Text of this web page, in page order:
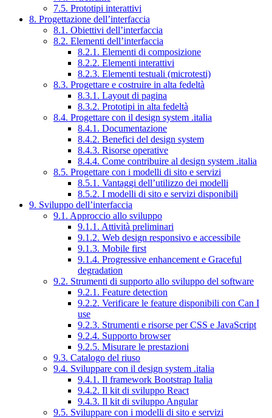
7.5. Prototipi interattivi
8. Progettazione dell’interfaccia
8.1. Obiettivi dell’interfaccia
8.2. Elementi dell’interfaccia
8.2.1. Elementi di composizione
8.2.2. Elementi interattivi
8.2.3. Elementi testuali (microtesti)
8.3. Progettare e costruire in alta fedeltà
8.3.1. Layout di pagina
8.3.2. Prototipi in alta fedeltà
8.4. Progettare con il design system .italia
8.4.1. Documentazione
8.4.2. Benefici del design system
8.4.3. Risorse operative
8.4.4. Come contribuire al design system .italia
8.5. Progettare con i modelli di sito e servizi
8.5.1. Vantaggi dell’utilizzo dei modelli
8.5.2. I modelli di sito e servizi disponibili
9. Sviluppo dell’interfaccia
9.1. Approccio allo sviluppo
9.1.1. Attività preliminari
9.1.2. Web design responsivo e accessibile
9.1.3. Mobile first
9.1.4. Progressive enhancement e Graceful
degradation
9.2. Strumenti di supporto allo sviluppo del software
9.2.1. Feature detection
9.2.2. Verificare le feature disponibili con Can I
use
9.2.3. Strumenti e risorse per CSS e JavaScript
9.2.4. Supporto browser
9.2.5. Misurare le prestazioni
9.3. Catalogo del riuso
9.4. Sviluppare con il design system .italia
9.4.1. Il framework Bootstrap Italia
9.4.2. Il kit di sviluppo React
9.4.3. Il kit di sviluppo Angular
9.5. Sviluppare con i modelli di sito e servizi